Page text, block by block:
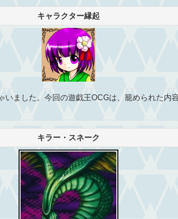
キャラクター縁起
ました。今回の遊戯王OCGは、籠められた内
キラー・スネーク